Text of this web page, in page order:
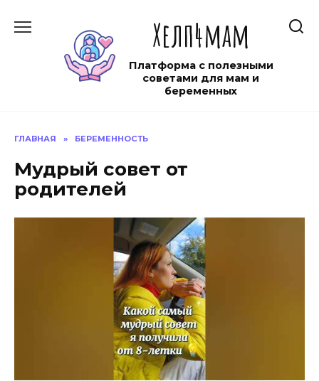
содержанию
Хелп4мам
Платформа с полезными
советами для мам и
беременных
ГЛАВНАЯ » БЕРЕМЕННОСТЬ
Мудрый совет от
родителей